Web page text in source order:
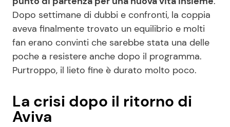
Dopo settimane di dubbi e confronti, la coppia
aveva finalmente trovato un equilibrio e molti
fan erano convinti che sarebbe stata una delle
poche a resistere anche dopo il programma.
Purtroppo, il lieto fine è durato molto poco.
La crisi dopo il ritorno di
Aviva